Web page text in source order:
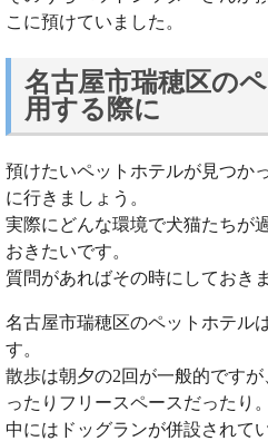
こに預けていました。
名古屋市瑞穂区の
用する際に
預けたいペットホテルが見つか
に行きましょう。
実際にどんな環境で犬猫たちが
おきたいです。
質問があればその時にしておき
名古屋市瑞穂区のペットホテル
す。
散歩は朝夕の2回が一般的です
ったりフリースペースだったり。
中にはドッグランが併設されて